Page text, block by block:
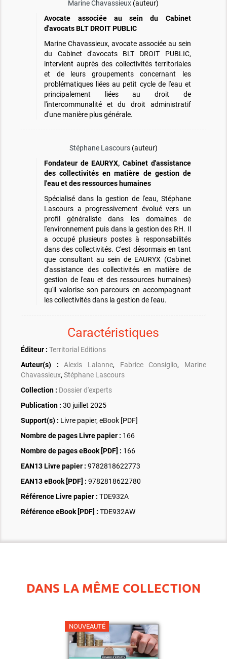
Marine Chavassieux (auteur)
Avocate associée au sein du Cabinet
d'avocats BLT DROIT PUBLIC
Marine Chavassieux, avocate associée au sein
du Cabinet d'avocats BLT DROIT PUBLIC,
intervient auprès des collectivités territoriales
et de leurs groupements concernant les
problématiques liées au petit cycle de l'eau et
principalement liées au droit de
l'intercommunalité et du droit administratif
d'une manière plus générale.
Stéphane Lascours(auteur)
Fondateur de EAURYX, Cabinet d'assistance
des collectivités en matière de gestion de
l'eau et des ressources humaines
Spécialisé dans la gestion de l'eau, Stéphane
Lascours a progressivement évolué vers un
profil généraliste dans les domaines de
l'environnement puis dans la gestion des RH. Il
a occupé plusieurs postes à responsabilités
dans des collectivités. C'est désormais en tant
que consultant au sein de EAURYX (Cabinet
d'assistance des collectivités en matière de
gestion de l'eau et des ressources humaines)
qu'il valorise son parcours en accompagnant
les collectivités dans la gestion de l'eau.
Caractéristiques
Éditeur : Territorial Editions
Auteur(s) :
Alexis Lalanne, Fabrice Consiglio, Marine
Chavassieux,Stéphane Lascours
Collection : Dossier d'experts
Publication : 30 juillet 2025
Support(s) : Livre papier, eBook [PDF]
Nombre de pages Livre papier : 166
Nombre de pages eBook [PDF] : 166
EAN13 Livre papier : 9782818622773
EAN13 eBook [PDF] : 9782818622780
Référence Livre papier : TDE932A
Référence eBook [PDF] : TDE932AW
DANS LA MÊME COLLECTION
NOUVEAUTÉ